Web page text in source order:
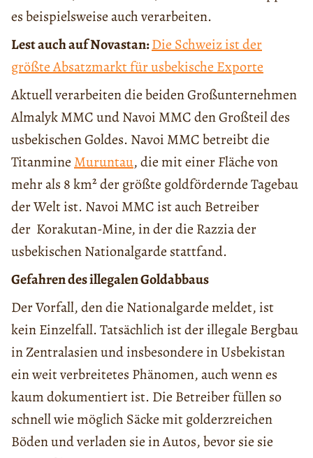
es beispielsweise auch verarbeiten.
Lest auch auf Novastan:Die Schweiz ist der
größte Absatzmarkt für usbekische Exporte
Aktuell verarbeiten die beiden Großunternehmen
Almalyk MMC und Navoi MMC den Großteil des
usbekischen Goldes. Navoi MMC betreibt die
Titanmine Muruntau, die mit einer Fläche von
mehr als 8 km² der größte goldfördernde Tagebau
der Welt ist. Navoi MMC ist auch Betreiber
der Korakutan-Mine, in der die Razzia der
usbekischen Nationalgarde stattfand.
Gefahren des illegalen Goldabbaus
Der Vorfall, den die Nationalgarde meldet, ist
kein Einzelfall. Tatsächlich ist der illegale Bergbau
in Zentralasien und insbesondere in Usbekistan
ein weit verbreitetes Phänomen, auch wenn es
kaum dokumentiert ist. Die Betreiber füllen so
schnell wie möglich Säcke mit golderzreichen
Böden und verladen sie in Autos, bevor sie sie